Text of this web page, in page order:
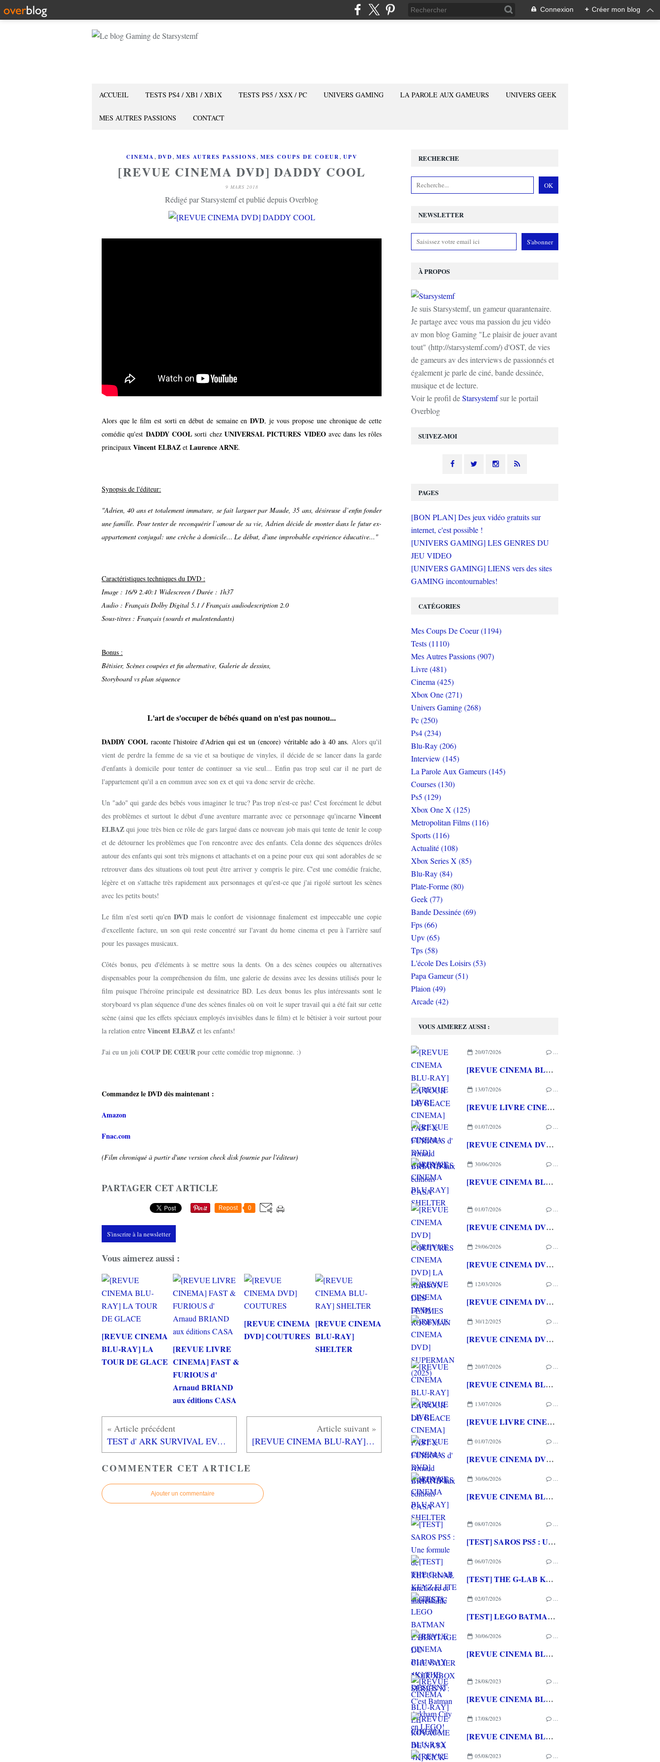
Connexion + Créer mon blog
ACCUEIL TESTS PS4 / XB1 / XB1X TESTS PS5 / XSX / PC UNIVERS GAMING LA PAROLE AUX GAMEURS UNIVERS GEEK
MES AUTRES PASSIONS CONTACT
CINEMA, DVD, MES AUTRES PASSIONS, MES COUPS DE COEUR, UPV
[REVUE CINEMA DVD] DADDY COOL
9 MARS 2018
Rédigé par Starsystemf et publié depuis Overblog
Alors que le film est sorti en début de semaine en DVD, je vous propose une chronique de cette
comédie qu'est DADDY COOL sorti chezUNIVERSAL PICTURES VIDEOavec dans les rôles
principaux Vincent ELBAZ et Laurence ARNE.
Synopsis de l'éditeur:
"Adrien, 40 ans et totalement immature, se fait larguer par Maude, 35 ans, désireuse d’enfin fonder
une famille. Pour tenter de reconquérir l’amour de sa vie, Adrien décide de monter dans le futur ex-
appartement conjugal: une crèche à domicile… Le début, d'une improbable expérience éducative..."
Caractéristiques techniques du DVD :
Image : 16/9 2.40:1 Widescreen / Durée : 1h37
Audio : Français Dolby Digital 5.1 / Français audiodescription 2.0
Sous-titres : Français (sourds et malentendants)
Bonus :
Bêtisier, Scènes coupées et fin alternative, Galerie de dessins,
Storyboard vs plan séquence
L'art de s'occuper de bébés quand on n'est pas nounou...
DADDY COOL raconte l'histoire d'Adrien qui est un (encore) véritable ado à 40 ans. Alors qu'il
vient de perdre la femme de sa vie et sa boutique de vinyles, il décide de se lancer dans la garde
d'enfants à domicile pour tenter de continuer sa vie seul... Enfin pas trop seul car il ne part de
l'appartement qu'il a en commun avec son ex et qui va donc servir de crèche.
Un "ado" qui garde des bébés vous imaginer le truc? Pas trop n'est-ce pas! C'est forcément le début
des problèmes et surtout le début d'une aventure marrante avec ce personnage qu'incarne Vincent
ELBAZqui joue très bien ce rôle de gars largué dans ce nouveau job mais qui tente de tenir le coup
et de détourner les problèmes que l'on rencontre avec des enfants. Cela donne des séquences drôles
autour des enfants qui sont très mignons et attachants et on a peine pour eux qui sont adorables de se
retrouver dans des situations où tout peut être arriver y compris le pire. C'est une comédie fraiche,
légère et on s'attache très rapidement aux personnages et qu'est-ce que j'ai rigolé surtout les scènes
avec les petits bouts!
Le film n'est sorti qu'en DVD mais le confort de visionnage finalement est impeccable une copie
d'excellente facture, un son qui reste concentré sur l'avant du home cinema et peu à l'arrière sauf
pour les passages musicaux.
Côtés bonus, peu d'éléments à se mettre sous la dents. On a des scènes coupées ou alternatives
dispensables pour la compréhension du film, une galerie de dessins avec les dessins utilisés pour le
film puisque l'héroïne principale est dessinatrice BD. Les deux bonus les plus intéressants sont le
storyboard vs plan séquence d'une des scènes finales où on voit le super travail qui a été fait sur cette
scène (ainsi que les effets spéciaux employés invisibles dans le film) et le bêtisier à voir surtout pour
la relation entre Vincent ELBAZ et les enfants!
J'ai eu un joli COUP DE CŒUR pour cette comédie trop mignonne. :)
Commandez le DVD dès maintenant :
Amazon
Fnac.com
(Film chroniqué à partir d'une version check disk fournie par l'éditeur)
PARTAGER CET ARTICLE
Repost 0
S'inscrire à la newsletter
Vous aimerez aussi :
[REVUE CINEMA
BLU-RAY] LA
TOUR DE GLACE
[REVUE LIVRE
CINEMA] FAST &
FURIOUS d'
Arnaud BRIAND
aux éditions CASA
[REVUE CINEMA
DVD] COUTURES
[REVUE CINEMA
BLU-RAY]
SHELTER
TEST d' ARK SURVIVAL EVOLVED (sur XBOX ONE X): la survie buguée avec des dinos [REVUE CINEMA BLU-RAY] BONNE POMME
COMMENTER CET ARTICLE
Ajouter un commentaire
NEWSLETTER
SUIVEZ-MOI
RECHERCHE
À PROPOS
Je suis Starsystemf, un gameur quarantenaire.
Je partage avec vous ma passion du jeu vidéo
av mon blog Gaming "Le plaisir de jouer avant
tout" (http://starsystemf.com/) d'OST, de vies
de gameurs av des interviews de passionnés et
également je parle de ciné, bande dessinée,
musique et de lecture.
Voir le profil deStarsystemfsur le portail
Overblog
VOUS AIMEREZ AUSSI :
20/07/2026 …
[REVUE CINEMA BLU-RAY] LA TOUR DE GLACE
13/07/2026 …
[REVUE LIVRE CINEMA] FAST & FURIOUS d' Arnaud BRIAND aux éditions CASA
01/07/2026 …
[REVUE CINEMA DVD] COUTURES
30/06/2026 …
[REVUE CINEMA BLU-RAY] SHELTER
01/07/2026 …
[REVUE CINEMA DVD] COUTURES
29/06/2026 …
[REVUE CINEMA DVD] LA MAISON DES FEMMES
12/03/2026 …
[REVUE CINEMA DVD] ROOFMAN
30/12/2025 …
[REVUE CINEMA DVD] SUPERMAN (2025)
20/07/2026 …
[REVUE CINEMA BLU-RAY] LA TOUR DE GLACE
13/07/2026 …
[REVUE LIVRE CINEMA] FAST & FURIOUS d' Arnaud BRIAND aux éditions CASA
01/07/2026 …
[REVUE CINEMA DVD] COUTURES
30/06/2026 …
[REVUE CINEMA BLU-RAY] SHELTER
08/07/2026 …
[TEST] SAROS PS5 : Une formule de RETURNAL améliorée et interessante
06/07/2026 …
[TEST] THE G-LAB KEYZ ELITE 400 HE PC
02/07/2026 …
[TEST] LEGO BATMAN L'HERITAGE DU CHEVALIER NOIR XBOX SERIES X : C'est Batman Arkham City en LEGO!
30/06/2026 …
[REVUE CINEMA BLU-RAY 4K] THE DESCENT
28/08/2023 …
[REVUE CINEMA BLU-RAY] LE ROYAUME DE NAYA
17/08/2023 …
[REVUE CINEMA BLU-RAY 4K] KICK-ASS 2
05/08/2023 …
PAGES
[BON PLAN] Des jeux vidéo gratuits sur
internet, c'est possible !
[UNIVERS GAMING] LES GENRES DU
JEU VIDEO
[UNIVERS GAMING] LIENS vers des sites
GAMING incontournables!
CATÉGORIES
Mes Coups De Coeur (1194)
Tests (1110)
Mes Autres Passions (907)
Livre (481)
Cinema (425)
Xbox One (271)
Univers Gaming (268)
Pc (250)
Ps4 (234)
Blu-Ray (206)
Interview (145)
La Parole Aux Gameurs (145)
Courses (130)
Ps5 (129)
Xbox One X (125)
Metropolitan Films (116)
Sports (116)
Actualité (108)
Xbox Series X (85)
Blu-Ray (84)
Plate-Forme (80)
Geek (77)
Bande Dessinée (69)
Fps (66)
Upv (65)
Tps (58)
L'école Des Loisirs (53)
Papa Gameur (51)
Plaion (49)
Arcade (42)